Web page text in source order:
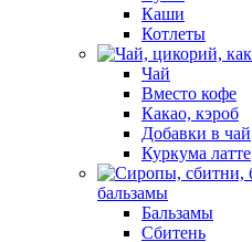
Каши
Котлеты
Чай
Вместо кофе
Какао, кэроб
Добавки в чай
Куркума латте
бальзамы
Бальзамы
Сбитень